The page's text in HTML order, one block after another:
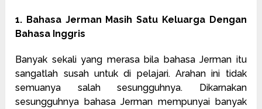
1. Bahasa Jerman Masih Satu Keluarga Dengan
Bahasa Inggris
Banyak sekali yang merasa bila bahasa Jerman itu
sangatlah susah untuk di pelajari. Arahan ini tidak
semuanya salah sesungguhnya. Dikarnakan
sesungguhnya bahasa Jerman mempunyai banyak